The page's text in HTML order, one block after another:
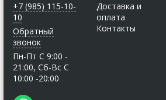
+7 (985) 115-10-
10
Обратный
звонок
Пн-Пт C 9:00 -
21:00, Сб-Вс С
10:00 -20:00
Доставка и
оплата
Контакты